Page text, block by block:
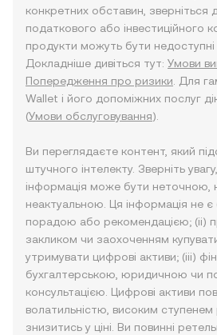
конкретних обставин, зверніться
податкового або інвестиційного
продукти можуть бути недоступні
Докладніше дивіться тут: Умови
Попередження про ризики . Для
Wallet і його допоміжних послуг
(Умови обслуговування).
Ви переглядаєте контент, який
штучного інтелекту. Зверніть
інформація може бути неточною,
неактуальною. Ця інформація не є
порадою або рекомендацією; (ii)
закликом чи заохоченням
утримувати цифрові активи; (iii)
бухгалтерською, юридичною чи
консультацією. Цифрові активи
волатильністю, високим
знизитись у ціні. Ви повинні